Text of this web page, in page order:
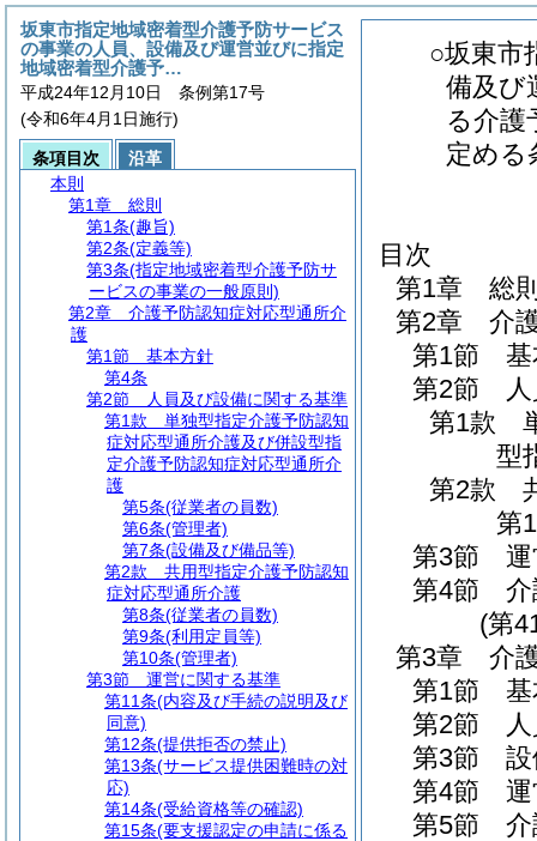
○坂東市
備及び
る介護
定める
目次
第1章
総
第2章
介
第1節
第2節
第1款
型
第2款
第
第3節
第4節
(第
第3章
介
第1節
第2節
第3節
第4節
第5節
坂東市指定地域密着型介護予防サービス
の事業の人員、設備及び運営並びに指定
地域密着型介護予…
平成24年12月10日 条例第17号
(令和6年4月1日施行)
条項目次
沿革
本則
第1章
総則
第1条(趣旨)
第2条(定義等)
第3条(指定地域密着型介護予防サ
ービスの事業の一般原則)
第2章
介護予防認知症対応型通所介
護
第1節
基本方針
第4条
第2節
人員及び設備に関する基準
第1款
単独型指定介護予防認知
症対応型通所介護及び併設型指
定介護予防認知症対応型通所介
護
第5条(従業者の員数)
第6条(管理者)
第7条(設備及び備品等)
第2款
共用型指定介護予防認知
症対応型通所介護
第8条(従業者の員数)
第9条(利用定員等)
第10条(管理者)
第3節
運営に関する基準
第11条(内容及び手続の説明及び
同意)
第12条(提供拒否の禁止)
第13条(サービス提供困難時の対
応)
第14条(受給資格等の確認)
第15条(要支援認定の申請に係る